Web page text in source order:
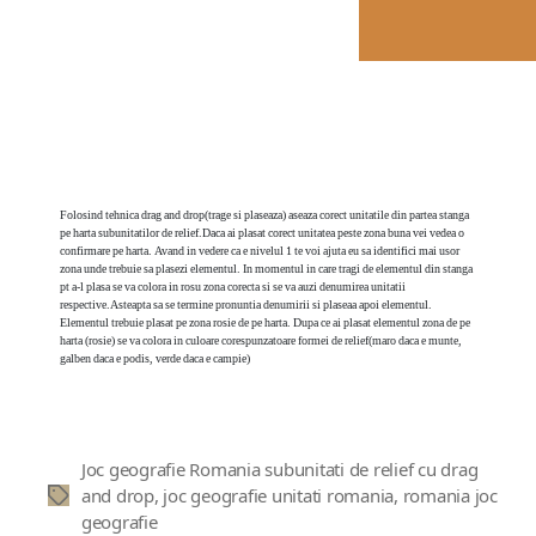
Folosind tehnica drag and drop(trage si plaseaza) aseaza corect unitatile din partea stanga
pe harta subunitatilor de relief.Daca ai plasat corect unitatea peste zona buna vei vedea o
confirmare pe harta. Avand in vedere ca e nivelul 1 te voi ajuta eu sa identifici mai usor
zona unde trebuie sa plasezi elementul. In momentul in care tragi de elementul din stanga
pt a-l plasa se va colora in rosu zona corecta si se va auzi denumirea unitatii
respective.Asteapta sa se termine pronuntia denumirii si plaseaa apoi elementul.
Elementul trebuie plasat pe zona rosie de pe harta. Dupa ce ai plasat elementul zona de pe
harta (rosie) se va colora in culoare corespunzatoare formei de relief(maro daca e munte,
galben daca e podis, verde daca e campie)
Etichete
Joc geografie Romania subunitati de relief cu drag
and drop, joc geografie unitati romania, romania joc
geografie